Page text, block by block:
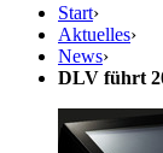
Start›
Aktuelles›
News›
DLV führt